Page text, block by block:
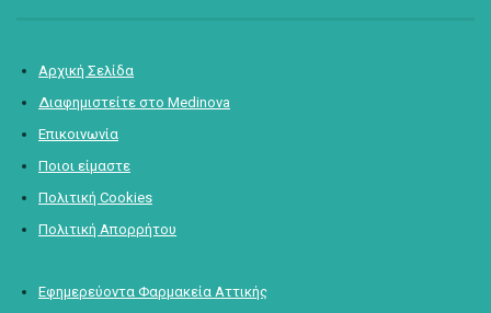
Αρχική Σελίδα
Διαφημιστείτε στο Medinova
Επικοινωνία
Ποιοι είμαστε
Πολιτική Cookies
Πολιτική Απορρήτου
Εφημερεύοντα Φαρμακεία Αττικής